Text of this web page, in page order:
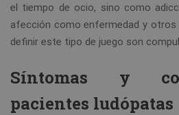
el tiempo de ocio, sino como
afección como enfermedad y otros
definir este tipo de juego son
Síntomas y
pacientes ludópatas